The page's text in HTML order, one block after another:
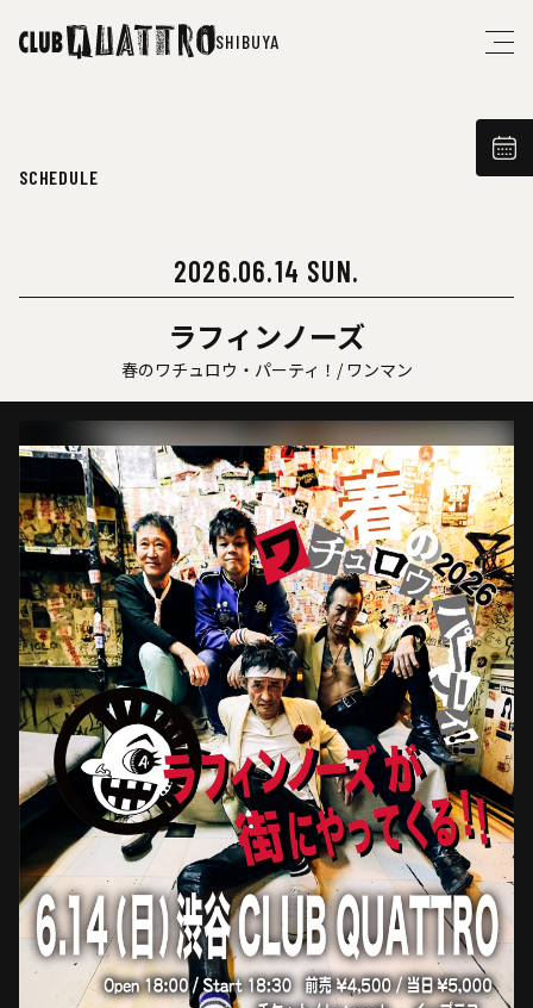
SHIBUYA
SCHEDULE
2026.06.14 SUN.
ラフィンノーズ
春のワチュロウ・パーティ！/ ワンマン